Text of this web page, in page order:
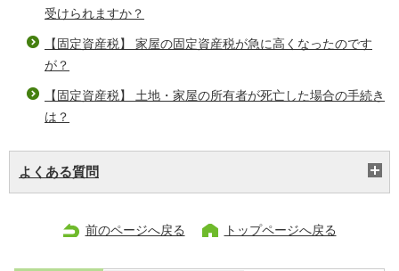
受けられますか？
【固定資産税】 家屋の固定資産税が急に高くなったのです
が？
【固定資産税】 土地・家屋の所有者が死亡した場合の手続き
は？
よくある質問
前のページへ戻る トップページへ戻る